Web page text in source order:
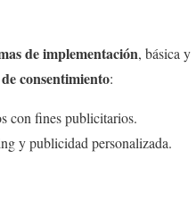
de implementación, básica y
consentimiento:
con fines publicitarios.
y publicidad personalizada.